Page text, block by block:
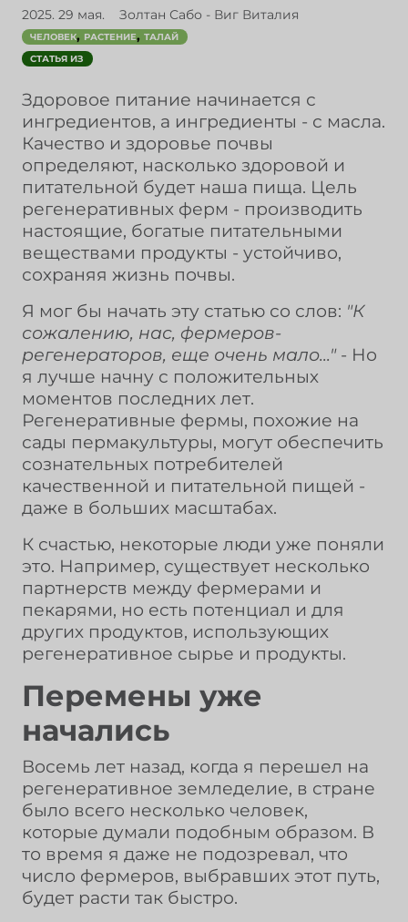
2025. 29 мая. Золтан Сабо - Виг Виталия
ЧЕЛОВЕК, РАСТЕНИЕ,ТАЛАЙ
СТАТЬЯ ИЗ
Здоровое питание начинается с
ингредиентов, а ингредиенты - с масла.
Качество и здоровье почвы
определяют, насколько здоровой и
питательной будет наша пища. Цель
регенеративных ферм - производить
настоящие, богатые питательными
веществами продукты - устойчиво,
сохраняя жизнь почвы.
Я мог бы начать эту статью со слов: "К
сожалению, нас, фермеров-
регенераторов, еще очень мало..."- Но
я лучше начну с положительных
моментов последних лет.
Регенеративные фермы, похожие на
сады пермакультуры, могут обеспечить
сознательных потребителей
качественной и питательной пищей -
даже в больших масштабах.
К счастью, некоторые люди уже поняли
это. Например, существует несколько
партнерств между фермерами и
пекарями, но есть потенциал и для
других продуктов, использующих
регенеративное сырье и продукты.
Перемены уже
начались
Восемь лет назад, когда я перешел на
регенеративное земледелие, в стране
было всего несколько человек,
которые думали подобным образом. В
то время я даже не подозревал, что
число фермеров, выбравших этот путь,
будет расти так быстро.